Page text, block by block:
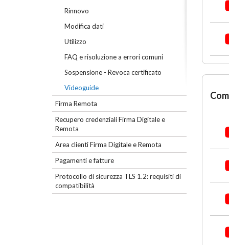
Rinnovo
Modifica dati
Utilizzo
FAQ e risoluzione a errori comuni
Sospensione - Revoca certificato
Videoguide
Firma Remota
Recupero credenziali Firma Digitale e
Remota
Area clienti Firma Digitale e Remota
Pagamenti e fatture
Protocollo di sicurezza TLS 1.2: requisiti di
compatibilità